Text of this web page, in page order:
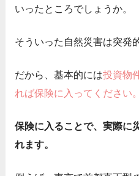
いったところでしょうか。
そういった自然災害は突発
だから、基本的には投資物
れば保険に入ってください。
保険に入ることで、実際に
れます。